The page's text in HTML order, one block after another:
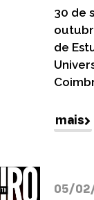
30 de
de
mais
05/